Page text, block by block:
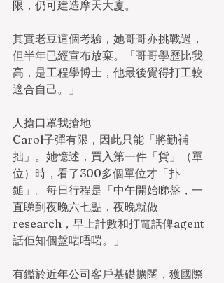
限，仍可建造摩天大廈。
其實老豆這個考驗，她哥哥亦挑戰過，
但半年已經宣布放棄。「哥哥學歷比我
高，是工程學博士，他最後覺得打工較
適合自己。」
人搶口罩我搶地
Carol子彈有限，因此只能「將勤補
拙」。她憶述，買入第一件「貨」（單
位）時，看了300多個單位才「扑
鎚」。每日行程是「中午開始睇盤，一
直睇到夜晚六七點，夜晚就做
research，早上計數和打電話俾agent
話佢知個盤啱唔啱。」
有鑑於近年公司客戶基礎擴闊，獲國際